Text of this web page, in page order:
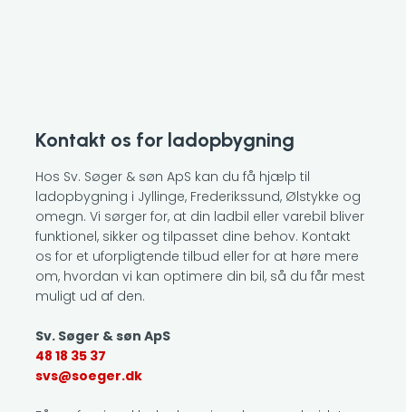
Kontakt os for ladopbygning
Hos Sv. Søger & søn ApS kan du få hjælp til
ladopbygning i Jyllinge, Frederikssund, Ølstykke og
omegn. Vi sørger for, at din ladbil eller varebil bliver
funktionel, sikker og tilpasset dine behov. Kontakt
os for et uforpligtende tilbud eller for at høre mere
om, hvordan vi kan optimere din bil, så du får mest
muligt ud af den.
Sv. Søger & søn ApS
48 18 35 37
svs@soeger.dk